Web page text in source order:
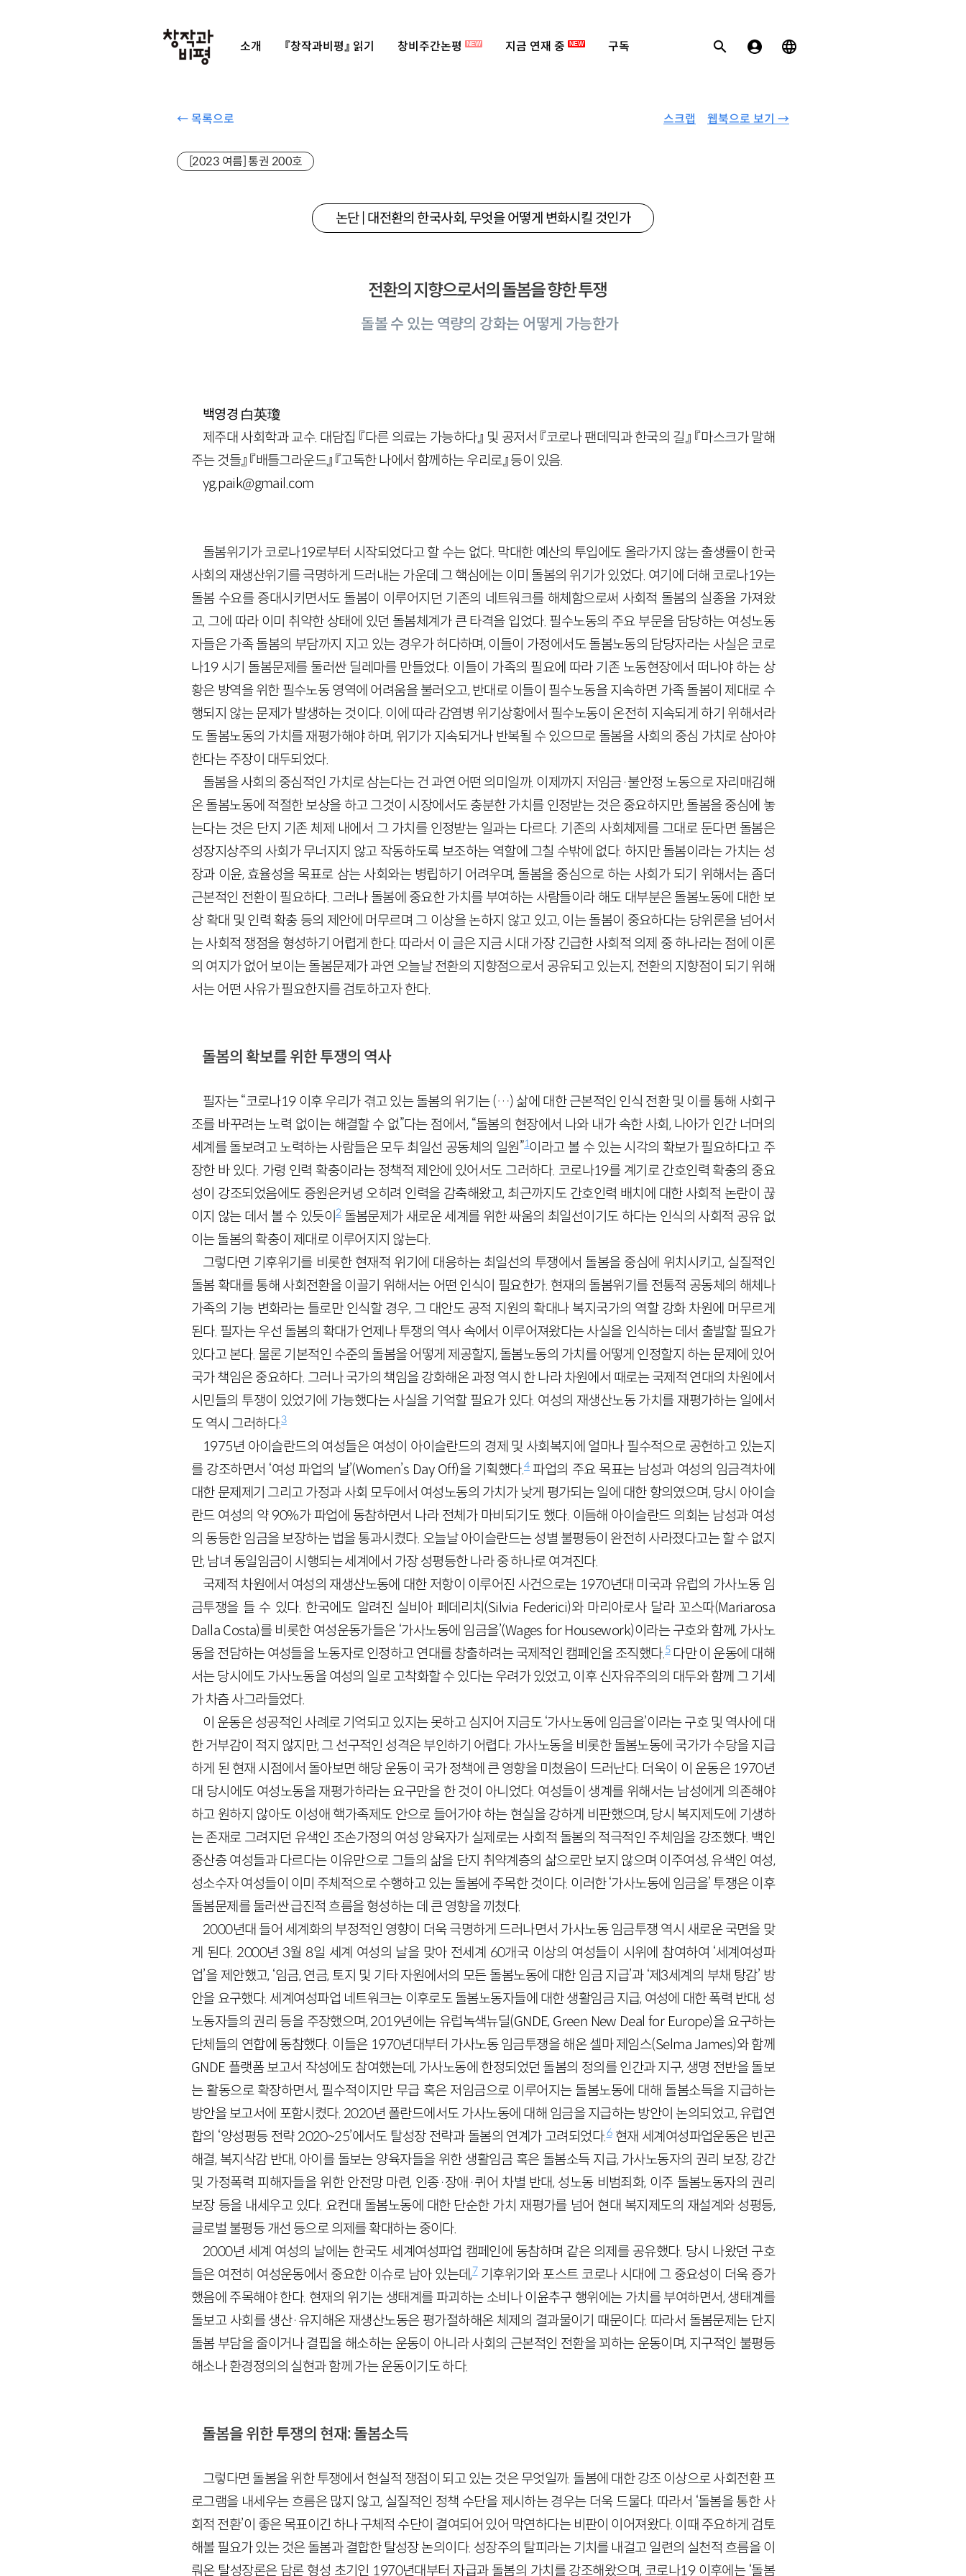
소개 『창작과비평』 읽기 창비주간논평 NEW 지금 연재 중 NEW 구독
← 목록으로 웹북으로 보기 →
스크랩
[2023 여름] 통권 200호
논단 | 대전환의 한국사회, 무엇을 어떻게 변화시킬 것인가
전환의 지향으로서의 돌봄을 향한 투쟁
돌볼 수 있는 역량의 강화는 어떻게 가능한가
백영경 白英瓊
제주대 사회학과 교수. 대담집 『다른 의료는 가능하다』 및 공저서 『코로나 팬데믹과 한국의 길』 『마스크가 말해
주는 것들』 『배틀그라운드』 『고독한 나에서 함께하는 우리로』 등이 있음.
yg.paik@gmail.com
돌봄위기가 코로나19로부터 시작되었다고 할 수는 없다. 막대한 예산의 투입에도 올라가지 않는 출생률이 한국
사회의 재생산위기를 극명하게 드러내는 가운데 그 핵심에는 이미 돌봄의 위기가 있었다. 여기에 더해 코로나19는
돌봄 수요를 증대시키면서도 돌봄이 이루어지던 기존의 네트워크를 해체함으로써 사회적 돌봄의 실종을 가져왔
고, 그에 따라 이미 취약한 상태에 있던 돌봄체계가 큰 타격을 입었다. 필수노동의 주요 부문을 담당하는 여성노동
자들은 가족 돌봄의 부담까지 지고 있는 경우가 허다하며, 이들이 가정에서도 돌봄노동의 담당자라는 사실은 코로
나19 시기 돌봄문제를 둘러싼 딜레마를 만들었다. 이들이 가족의 필요에 따라 기존 노동현장에서 떠나야 하는 상
황은 방역을 위한 필수노동 영역에 어려움을 불러오고, 반대로 이들이 필수노동을 지속하면 가족 돌봄이 제대로 수
행되지 않는 문제가 발생하는 것이다. 이에 따라 감염병 위기상황에서 필수노동이 온전히 지속되게 하기 위해서라
도 돌봄노동의 가치를 재평가해야 하며, 위기가 지속되거나 반복될 수 있으므로 돌봄을 사회의 중심 가치로 삼아야
한다는 주장이 대두되었다.
돌봄을 사회의 중심적인 가치로 삼는다는 건 과연 어떤 의미일까. 이제까지 저임금·불안정 노동으로 자리매김해
온 돌봄노동에 적절한 보상을 하고 그것이 시장에서도 충분한 가치를 인정받는 것은 중요하지만, 돌봄을 중심에 놓
는다는 것은 단지 기존 체제 내에서 그 가치를 인정받는 일과는 다르다. 기존의 사회체제를 그대로 둔다면 돌봄은
성장지상주의 사회가 무너지지 않고 작동하도록 보조하는 역할에 그칠 수밖에 없다. 하지만 돌봄이라는 가치는 성
장과 이윤, 효율성을 목표로 삼는 사회와는 병립하기 어려우며, 돌봄을 중심으로 하는 사회가 되기 위해서는 좀더
근본적인 전환이 필요하다. 그러나 돌봄에 중요한 가치를 부여하는 사람들이라 해도 대부분은 돌봄노동에 대한 보
상 확대 및 인력 확충 등의 제안에 머무르며 그 이상을 논하지 않고 있고, 이는 돌봄이 중요하다는 당위론을 넘어서
는 사회적 쟁점을 형성하기 어렵게 한다. 따라서 이 글은 지금 시대 가장 긴급한 사회적 의제 중 하나라는 점에 이론
의 여지가 없어 보이는 돌봄문제가 과연 오늘날 전환의 지향점으로서 공유되고 있는지, 전환의 지향점이 되기 위해
서는 어떤 사유가 필요한지를 검토하고자 한다.
돌봄의 확보를 위한 투쟁의 역사
필자는 “코로나19 이후 우리가 겪고 있는 돌봄의 위기는 (…) 삶에 대한 근본적인 인식 전환 및 이를 통해 사회구
조를 바꾸려는 노력 없이는 해결할 수 없”다는 점에서, “돌봄의 현장에서 나와 내가 속한 사회, 나아가 인간 너머의
세계를 돌보려고 노력하는 사람들은 모두 최일선 공동체의 일원”1이라고 볼 수 있는 시각의 확보가 필요하다고 주
장한 바 있다. 가령 인력 확충이라는 정책적 제안에 있어서도 그러하다. 코로나19를 계기로 간호인력 확충의 중요
성이 강조되었음에도 증원은커녕 오히려 인력을 감축해왔고, 최근까지도 간호인력 배치에 대한 사회적 논란이 끊
이지 않는 데서 볼 수 있듯이2돌봄문제가 새로운 세계를 위한 싸움의 최일선이기도 하다는 인식의 사회적 공유 없
이는 돌봄의 확충이 제대로 이루어지지 않는다.
그렇다면 기후위기를 비롯한 현재적 위기에 대응하는 최일선의 투쟁에서 돌봄을 중심에 위치시키고, 실질적인
돌봄 확대를 통해 사회전환을 이끌기 위해서는 어떤 인식이 필요한가. 현재의 돌봄위기를 전통적 공동체의 해체나
가족의 기능 변화라는 틀로만 인식할 경우, 그 대안도 공적 지원의 확대나 복지국가의 역할 강화 차원에 머무르게
된다. 필자는 우선 돌봄의 확대가 언제나 투쟁의 역사 속에서 이루어져왔다는 사실을 인식하는 데서 출발할 필요가
있다고 본다. 물론 기본적인 수준의 돌봄을 어떻게 제공할지, 돌봄노동의 가치를 어떻게 인정할지 하는 문제에 있어
국가 책임은 중요하다. 그러나 국가의 책임을 강화해온 과정 역시 한 나라 차원에서 때로는 국제적 연대의 차원에서
시민들의 투쟁이 있었기에 가능했다는 사실을 기억할 필요가 있다. 여성의 재생산노동 가치를 재평가하는 일에서
도 역시 그러하다.3
1975년 아이슬란드의 여성들은 여성이 아이슬란드의 경제 및 사회복지에 얼마나 필수적으로 공헌하고 있는지
를 강조하면서 ‘여성 파업의 날’(Women’s Day Off)을 기획했다.4파업의 주요 목표는 남성과 여성의 임금격차에
대한 문제제기 그리고 가정과 사회 모두에서 여성노동의 가치가 낮게 평가되는 일에 대한 항의였으며, 당시 아이슬
란드 여성의 약 90%가 파업에 동참하면서 나라 전체가 마비되기도 했다. 이듬해 아이슬란드 의회는 남성과 여성
의 동등한 임금을 보장하는 법을 통과시켰다. 오늘날 아이슬란드는 성별 불평등이 완전히 사라졌다고는 할 수 없지
만, 남녀 동일임금이 시행되는 세계에서 가장 성평등한 나라 중 하나로 여겨진다.
국제적 차원에서 여성의 재생산노동에 대한 저항이 이루어진 사건으로는 1970년대 미국과 유럽의 가사노동 임
금투쟁을 들 수 있다. 한국에도 알려진 실비아 페데리치(Silvia Federici)와 마리아로사 달라 꼬스따(Mariarosa
Dalla Costa)를 비롯한 여성운동가들은 ‘가사노동에 임금을’(Wages for Housework)이라는 구호와 함께, 가사노
동을 전담하는 여성들을 노동자로 인정하고 연대를 창출하려는 국제적인 캠페인을 조직했다.5다만 이 운동에 대해
서는 당시에도 가사노동을 여성의 일로 고착화할 수 있다는 우려가 있었고, 이후 신자유주의의 대두와 함께 그 기세
가 차츰 사그라들었다.
이 운동은 성공적인 사례로 기억되고 있지는 못하고 심지어 지금도 ‘가사노동에 임금을’이라는 구호 및 역사에 대
한 거부감이 적지 않지만, 그 선구적인 성격은 부인하기 어렵다. 가사노동을 비롯한 돌봄노동에 국가가 수당을 지급
하게 된 현재 시점에서 돌아보면 해당 운동이 국가 정책에 큰 영향을 미쳤음이 드러난다. 더욱이 이 운동은 1970년
대 당시에도 여성노동을 재평가하라는 요구만을 한 것이 아니었다. 여성들이 생계를 위해서는 남성에게 의존해야
하고 원하지 않아도 이성애 핵가족제도 안으로 들어가야 하는 현실을 강하게 비판했으며, 당시 복지제도에 기생하
는 존재로 그려지던 유색인 조손가정의 여성 양육자가 실제로는 사회적 돌봄의 적극적인 주체임을 강조했다. 백인
중산층 여성들과 다르다는 이유만으로 그들의 삶을 단지 취약계층의 삶으로만 보지 않으며 이주여성, 유색인 여성,
성소수자 여성들이 이미 주체적으로 수행하고 있는 돌봄에 주목한 것이다. 이러한 ‘가사노동에 임금을’ 투쟁은 이후
돌봄문제를 둘러싼 급진적 흐름을 형성하는 데 큰 영향을 끼쳤다.
2000년대 들어 세계화의 부정적인 영향이 더욱 극명하게 드러나면서 가사노동 임금투쟁 역시 새로운 국면을 맞
게 된다. 2000년 3월 8일 세계 여성의 날을 맞아 전세계 60개국 이상의 여성들이 시위에 참여하여 ‘세계여성파
업’을 제안했고, ‘임금, 연금, 토지 및 기타 자원에서의 모든 돌봄노동에 대한 임금 지급’과 ‘제3세계의 부채 탕감’ 방
안을 요구했다. 세계여성파업 네트워크는 이후로도 돌봄노동자들에 대한 생활임금 지급, 여성에 대한 폭력 반대, 성
노동자들의 권리 등을 주장했으며, 2019년에는 유럽녹색뉴딜(GNDE, Green New Deal for Europe)을 요구하는
단체들의 연합에 동참했다. 이들은 1970년대부터 가사노동 임금투쟁을 해온 셀마 제임스(Selma James)와 함께
GNDE 플랫폼 보고서 작성에도 참여했는데, 가사노동에 한정되었던 돌봄의 정의를 인간과 지구, 생명 전반을 돌보
는 활동으로 확장하면서, 필수적이지만 무급 혹은 저임금으로 이루어지는 돌봄노동에 대해 돌봄소득을 지급하는
방안을 보고서에 포함시켰다. 2020년 폴란드에서도 가사노동에 대해 임금을 지급하는 방안이 논의되었고, 유럽연
합의 ‘양성평등 전략 2020~25’에서도 탈성장 전략과 돌봄의 연계가 고려되었다.6현재 세계여성파업운동은 빈곤
해결, 복지삭감 반대, 아이를 돌보는 양육자들을 위한 생활임금 혹은 돌봄소득 지급, 가사노동자의 권리 보장, 강간
및 가정폭력 피해자들을 위한 안전망 마련, 인종·장애·퀴어 차별 반대, 성노동 비범죄화, 이주 돌봄노동자의 권리
보장 등을 내세우고 있다. 요컨대 돌봄노동에 대한 단순한 가치 재평가를 넘어 현대 복지제도의 재설계와 성평등,
글로벌 불평등 개선 등으로 의제를 확대하는 중이다.
2000년 세계 여성의 날에는 한국도 세계여성파업 캠페인에 동참하며 같은 의제를 공유했다. 당시 나왔던 구호
들은 여전히 여성운동에서 중요한 이슈로 남아 있는데,7기후위기와 포스트 코로나 시대에 그 중요성이 더욱 증가
했음에 주목해야 한다. 현재의 위기는 생태계를 파괴하는 소비나 이윤추구 행위에는 가치를 부여하면서, 생태계를
돌보고 사회를 생산·유지해온 재생산노동은 평가절하해온 체제의 결과물이기 때문이다. 따라서 돌봄문제는 단지
돌봄 부담을 줄이거나 결핍을 해소하는 운동이 아니라 사회의 근본적인 전환을 꾀하는 운동이며, 지구적인 불평등
해소나 환경정의의 실현과 함께 가는 운동이기도 하다.
돌봄을 위한 투쟁의 현재: 돌봄소득
그렇다면 돌봄을 위한 투쟁에서 현실적 쟁점이 되고 있는 것은 무엇일까. 돌봄에 대한 강조 이상으로 사회전환 프
로그램을 내세우는 흐름은 많지 않고, 실질적인 정책 수단을 제시하는 경우는 더욱 드물다. 따라서 ‘돌봄을 통한 사
회적 전환’이 좋은 목표이긴 하나 구체적 수단이 결여되어 있어 막연하다는 비판이 이어져왔다. 이때 주요하게 검토
해볼 필요가 있는 것은 돌봄과 결합한 탈성장 논의이다. 성장주의 탈피라는 기치를 내걸고 일련의 실천적 흐름을 이
뤄온 탈성장론은 담론 형성 초기인 1970년대부터 자급과 돌봄의 가치를 강조해왔으며, 코로나19 이후에는 ‘돌봄